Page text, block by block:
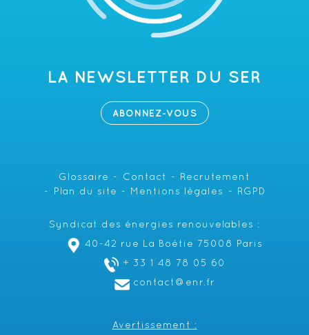
LA NEWSLETTER DU SER
ABONNEZ-VOUS
Glossaire Contact
Recrutement
Plan du site
Mentions légales RGPD
Syndicat des énergies renouvelables :
40-42 rue La Boétie 75008 Paris
+ 33 1 48 78 05 60
contact@enr.fr
Avertissement :